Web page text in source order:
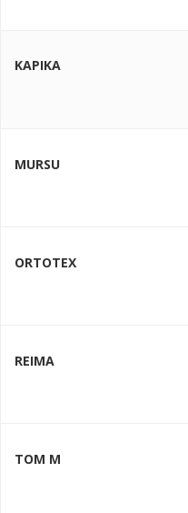
KAPIKA
MURSU
ORTOTEX
REIMA
TOM M